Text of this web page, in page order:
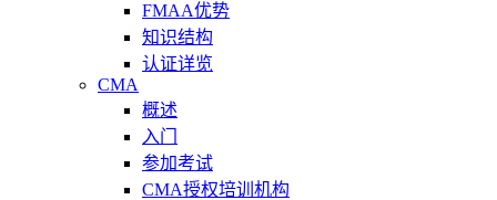
FMAA优势
知识结构
认证详览
CMA
概述
入门
参加考试
CMA授权培训机构